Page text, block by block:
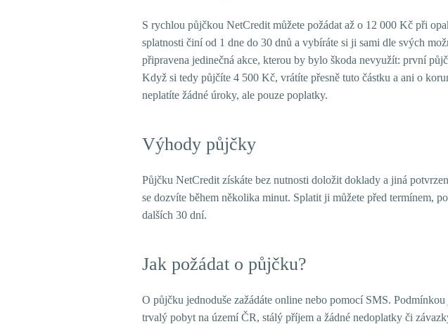
S rychlou půjčkou NetCredit můžete požádat až o 12 000 Kč při
splatnosti činí od 1 dne do 30 dnů a vybíráte si ji sami dle svých
připravena jedinečná akce, kterou by bylo škoda nevyužít: první
Když si tedy půjčíte 4 500 Kč, vrátíte přesně tuto částku a ani o
neplatíte žádné úroky, ale pouze poplatky.
Výhody půjčky
Půjčku NetCredit získáte bez nutnosti doložit doklady a jiná
se dozvíte během několika minut. Splatit ji můžete před termínem,
dalších 30 dní.
Jak požádat o půjčku?
O půjčku jednoduše zažádáte online nebo pomocí SMS.
trvalý pobyt na území ČR, stálý příjem a žádné nedoplatky či